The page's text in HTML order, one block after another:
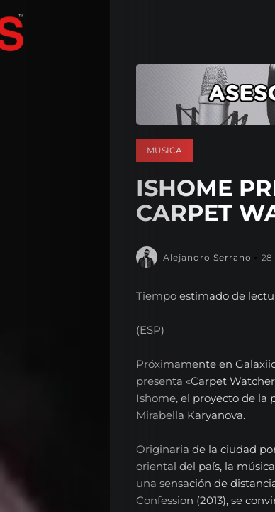
MUSICA
ISHOME
CARPET
Alejandro Serrano 28
Tiempo estimado de
(ESP)
Próximamente en
presenta «Carpet
Ishome, el proyecto de la
Mirabella Karyanova.
Originaria de la ciudad
oriental del país, la
una sensación de
Confession (2013), se